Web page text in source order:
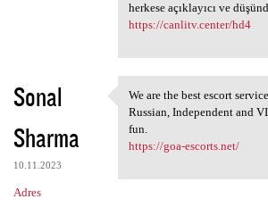
herkese açıklayıcı ve
https://canlitv.center/hd4
Sonal
Sharma
10.11.2023
Adres
We are the best escort
We are the best escort
Russian, Independent and
fun.
https://goa-escorts.net/